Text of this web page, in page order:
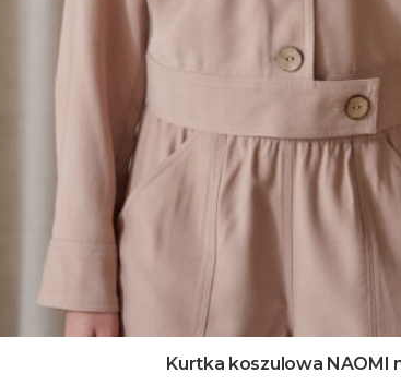
Kurtka koszulowa NAOMI